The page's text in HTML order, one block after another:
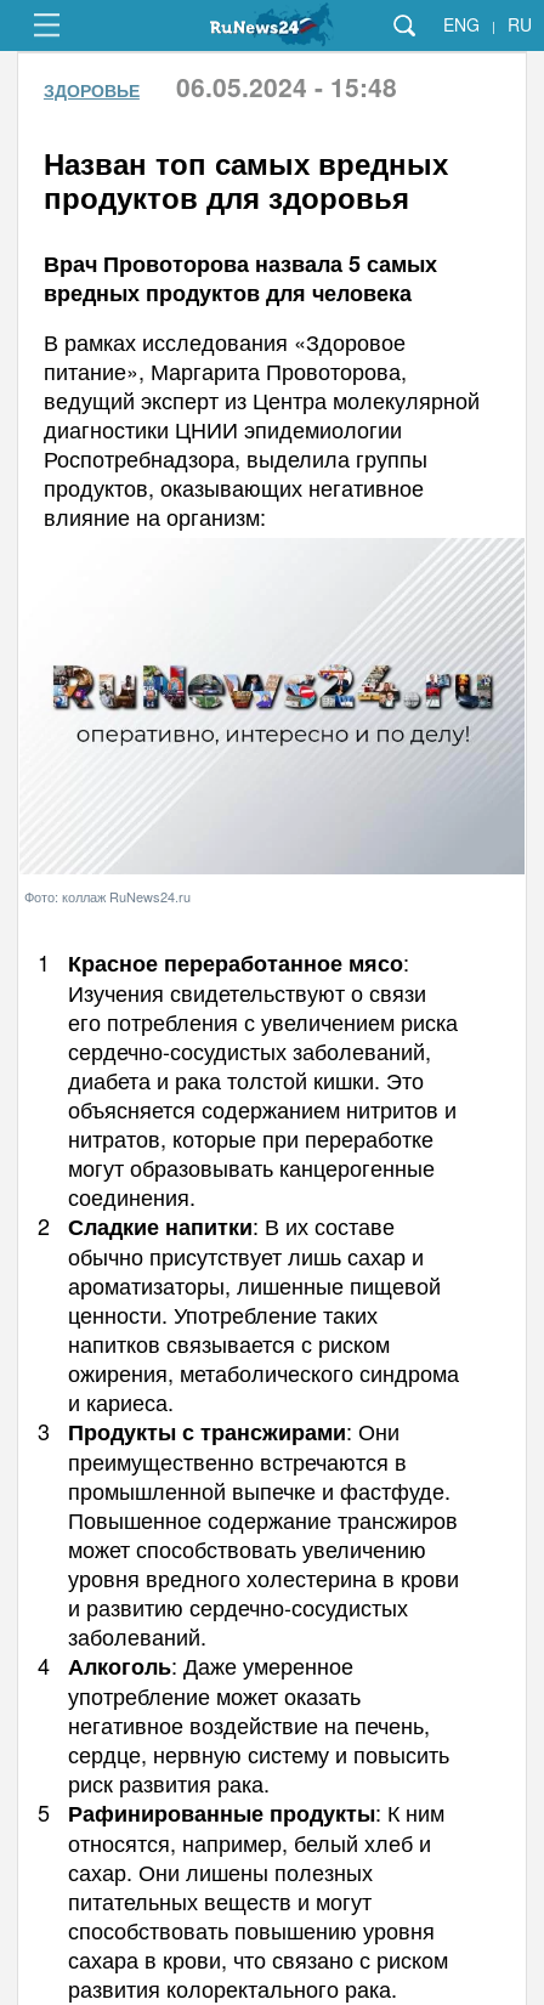
ENG | RU
ЗДОРОВЬЕ 06.05.2024 - 15:48
Назван топ самых вредных
продуктов для здоровья
Врач Провоторова назвала 5 самых
вредных продуктов для человека
В рамках исследования «Здоровое
питание», Маргарита Провоторова,
ведущий эксперт из Центра молекулярной
диагностики ЦНИИ эпидемиологии
Роспотребнадзора, выделила группы
продуктов, оказывающих негативное
влияние на организм:
Фото: коллаж RuNews24.ru
Красное переработанное мясо:
Изучения свидетельствуют о связи
его потребления с увеличением риска
сердечно-сосудистых заболеваний,
диабета и рака толстой кишки. Это
объясняется содержанием нитритов и
нитратов, которые при переработке
могут образовывать канцерогенные
соединения.
Сладкие напитки: В их составе
обычно присутствует лишь сахар и
ароматизаторы, лишенные пищевой
ценности. Употребление таких
напитков связывается с риском
ожирения, метаболического синдрома
и кариеса.
Продукты с трансжирами: Они
преимущественно встречаются в
промышленной выпечке и фастфуде.
Повышенное содержание трансжиров
может способствовать увеличению
уровня вредного холестерина в крови
и развитию сердечно-сосудистых
заболеваний.
Алкоголь: Даже умеренное
употребление может оказать
негативное воздействие на печень,
сердце, нервную систему и повысить
риск развития рака.
Рафинированные продукты: К ним
относятся, например, белый хлеб и
сахар. Они лишены полезных
питательных веществ и могут
способствовать повышению уровня
сахара в крови, что связано с риском
развития колоректального рака.